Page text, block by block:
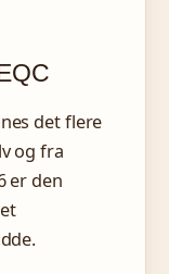
det flere
og fra
er den